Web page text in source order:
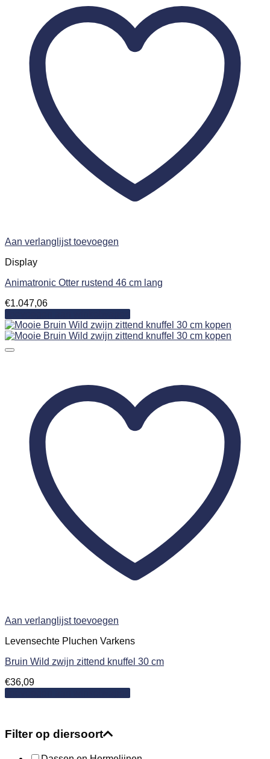
Aan verlanglijst toevoegen
Display
Animatronic Otter rustend 46 cm lang
€1.047,06
Aan verlanglijst toevoegen
Levensechte Pluchen Varkens
Bruin Wild zwijn zittend knuffel 30 cm
€36,09
Filter op diersoort